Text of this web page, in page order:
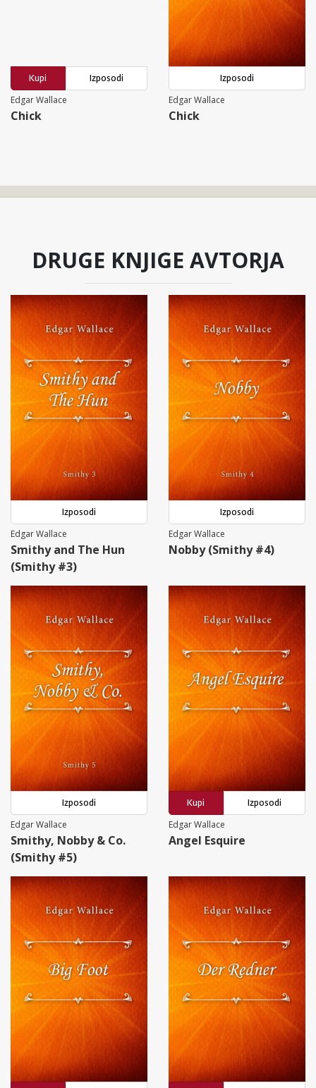
Kupi
Izposodi
Edgar Wallace
Chick
Izposodi
Edgar Wallace
Chick
DRUGE KNJIGE AVTORJA
Izposodi
Edgar Wallace
Smithy and The Hun
(Smithy #3)
Izposodi
Edgar Wallace
Nobby (Smithy #4)
Izposodi
Edgar Wallace
Smithy, Nobby & Co.
(Smithy #5)
Kupi
Izposodi
Edgar Wallace
Angel Esquire